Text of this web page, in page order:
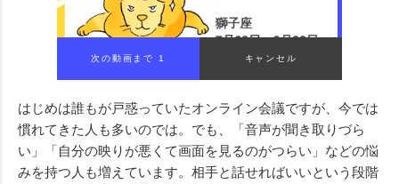
はじめは誰もが戸惑っていたオンライン会議ですが、今では
慣れてきた人も多いのでは。でも、「音声が聞き取りづら
い」「自分の映りが悪くて画面を見るのがつらい」などの悩
みを持つ人も増えています。相手と話せればいいという段階